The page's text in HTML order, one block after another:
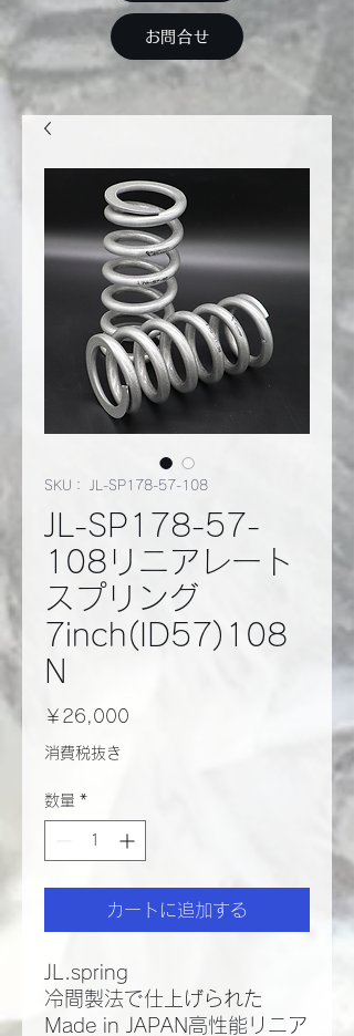
お問合せ
SKU： JL-SP178-57-108
JL-SP178-57-
108リニアレート
スプリング
7inch(ID57)108
N
￥26,000
消費税抜き
数量 *
カートに追加する
JL.spring
冷間製法で仕上げられた
Made in JAPAN高性能リニア